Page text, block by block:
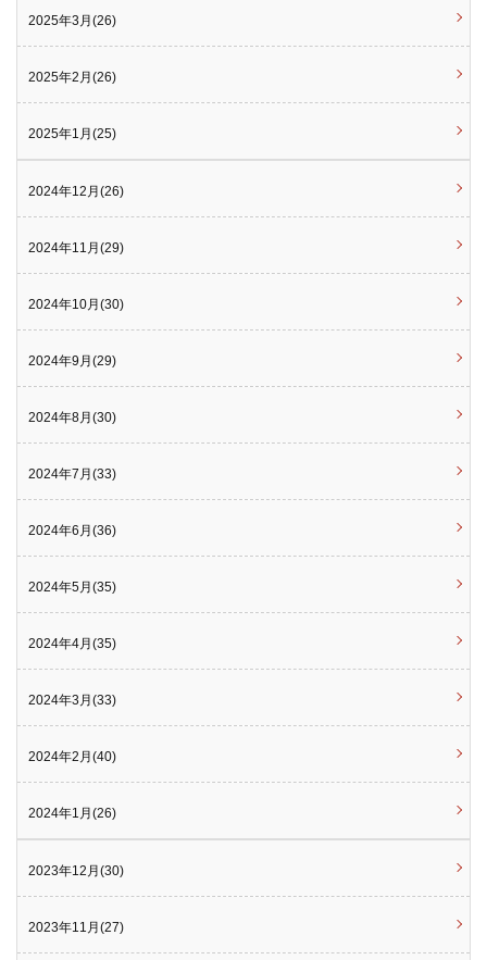
2025年3月(26)
2025年2月(26)
2025年1月(25)
2024年12月(26)
2024年11月(29)
2024年10月(30)
2024年9月(29)
2024年8月(30)
2024年7月(33)
2024年6月(36)
2024年5月(35)
2024年4月(35)
2024年3月(33)
2024年2月(40)
2024年1月(26)
2023年12月(30)
2023年11月(27)